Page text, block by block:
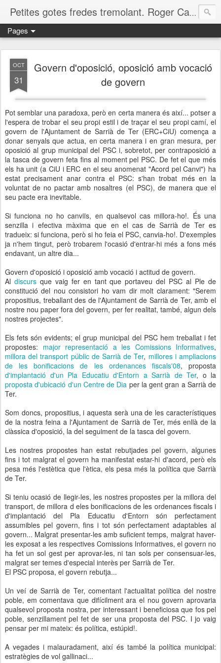
Petites gotes fredes tremolant. Roger Casero Gumbau. Girona
Pages
OCT
31
Govern d'oposició, oposició amb vocació
de govern
Pot semblar una paradoxa, però en certa manera és així... potser a
l'espera de trobar el seu propi estil i de traçar el seu propi camí, el
govern de l'Ajuntament de Sarrià de Ter (ERC+CiU) comença a
donar senyals que actua, en certa manera i en gran mesura, per
oposició al grup municipal del PSC i, sobretot, per contraposició a
la tasca de govern feta fins al moment pel PSC. De fet el que més
els ha unit (a CiU i ERC en el seu anomenat "Acord pel Canvi") ha
estat precisament anar contra el PSC: s'han trobat més en la
voluntat de no pactar amb nosaltres (el PSC), de manera que el
seu pacte era inevitable.
Si funciona no ho canviïs, en qualsevol cas millora-ho!. És una
senzilla i efectiva màxima que en el cas de Sarrià de Ter es
tradueix: si funciona, però si ho feia el PSC, canvia-ho!. D'exemples
ja n'hem tingut, però trobarem l'ocasió d'entrar-hi més a fons més
endavant, un altre dia...
Govern d'oposició i oposició amb vocació i actitud de govern.
Al discursque vaig fer en tant que portaveu del PSC al Ple de
constitució del nou consistori ho vam dir molt clarament: "Serem
propositius, treballant des de l'Ajuntament de Sarrià de Ter, amb el
nostre nou paper fora del govern, per fer realitat, també, algun dels
nostres projectes".
Els fets són evidents; el grup municipal del PSC hem treballat i fet
propostes: major representació a les Comissions Informatives,
millora del transport públic de Sarrià de Ter, millores i ampliacions
de les bonificacions de les ordenances fiscals'08, proposta
d'implantació d'un Pla Educatiu d'Entorn a Sarrià de Ter, o la
proposta d'ubicació d'un Centre de Dia per la gent gran a Sarrià de
Ter.
Som doncs, propositius, i aquesta serà una de les característiques
de la nostra feina a l'Ajuntament de Sarrià de Ter, més enllà de la
clàssica d'oposició, la del seguiment de la tasca del govern.
Les nostres propostes han estat rebutjades pel govern, algunes
fins i tot malgrat el govern ha manifestat estar-hi d'acord, però els
pesa més l'estètica que l'ètica, els pesa més la política que Sarrià
de Ter.
Si teniu ocasió de llegir-les, les nostres propostes per la millora del
transport, de millora d eles bonificacions de les ordenances fiscals i
d'implantació del Pla Educatiu d'Entorn són perfectament
assumibles pel govern, fins i tot són perfectament adaptables al
govern... Malgrat presentar-les amb suficient temps, malgrat haver-
les exposat a les respectives Comissions Informatives, el govern no
ha fet un sol gest per aprovar-les, ni tan sols per consensuar-les,
malgrat ser temes d'especial interès per Sarrià de Ter.
El PSC proposa, el govern rebutja...
Un veí de Sarrià de Ter, comentant l'actualitat política del nostre
poble, em comentava que difícilment ara el nou govern aprovaria
qualsevol proposta nostra, per interessant i beneficiosa que fos pel
poble, senzillament pel fet de ser una proposta del PSC. I jo vaig
pensar per mi mateix: és política, estúpid!.
A vegades i malauradament, així és també la política municipal:
estratègies de vol gallinaci...